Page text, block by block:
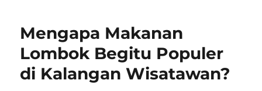
Mengapa Makanan
Lombok Begitu Populer
di Kalangan Wisatawan?